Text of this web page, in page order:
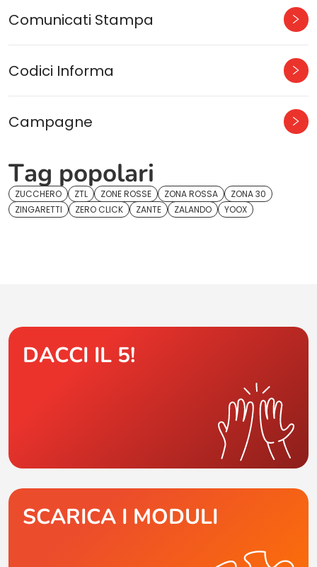
Comunicati Stampa
Codici Informa
Campagne
Tag popolari
ZUCCHERO ZTL ZONE ROSSE ZONA ROSSA
ZONA 30
ZINGARETTI
ZERO CLICK ZANTE ZALANDO YOOX
DACCI IL 5!
SCARICA I MODULI